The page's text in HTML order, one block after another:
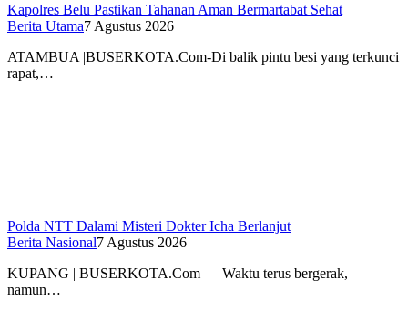
Kapolres Belu Pastikan Tahanan Aman Bermartabat Sehat
Berita Utama7 Agustus 2026
ATAMBUA |BUSERKOTA.Com-Di balik pintu besi yang terkunci
rapat,…
Polda NTT Dalami Misteri Dokter Icha Berlanjut
Berita Nasional7 Agustus 2026
KUPANG | BUSERKOTA.Com — Waktu terus bergerak,
namun…